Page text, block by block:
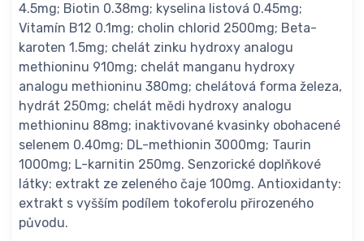
4.5mg; Biotin 0.38mg; kyselina listová 0.45mg;
Vitamín B12 0.1mg; cholin chlorid 2500mg; Beta-
karoten 1.5mg; chelát zinku hydroxy analogu
methioninu 910mg; chelát manganu hydroxy
analogu methioninu 380mg; chelátová forma železa,
hydrát 250mg; chelát mědi hydroxy analogu
methioninu 88mg; inaktivované kvasinky obohacené
selenem 0.40mg; DL-methionin 3000mg; Taurin
1000mg; L-karnitin 250mg. Senzorické doplňkové
látky: extrakt ze zeleného čaje 100mg. Antioxidanty:
extrakt s vyšším podílem tokoferolu přirozeného
původu.